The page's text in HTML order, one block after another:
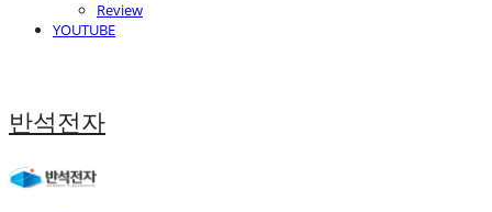
Review
YOUTUBE
반석전자